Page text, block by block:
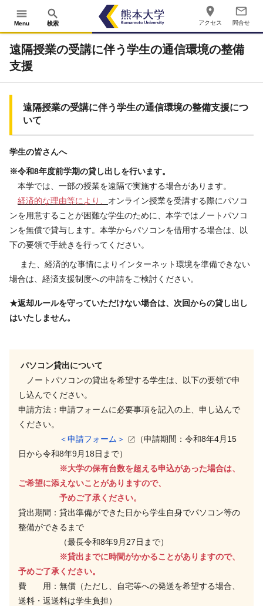
menu
Menu
search
検索
place
アクセス
mail_outline
問合せ
遠隔授業の受講に伴う学生の通信環境の整備
支援
遠隔授業の受講に伴う学生の通信環境の整備支援につ
いて
学生の皆さんへ
※令和8年度前学期の貸し出しを行います。
本学では、一部の授業を遠隔で実施する場合があります。
経済的な理由等により、 オンライン授業を受講する際にパソコ
ンを用意することが困難な学生のために、本学ではノートパソコ
ンを無償で貸与します。本学からパソコンを借用する場合は、以
下の要領で手続きを行ってください。
また、経済的な事情によりインターネット環境を準備できない
場合は、経済支援制度への申請をご検討ください。
★返却ルールを守っていただけない場合は、次回からの貸し出し
はいたしません。
パソコン貸出について
ノートパソコンの貸出を希望する学生は、以下の要領で申
し込んでください。
申請方法：申請フォームに必要事項を記入の上、申し込んで
ください。
＜申請フォーム＞
（申請期間：令和8年4月15
日から令和8年9月18日まで）
※大学の保有台数を超える申込があった場合は、
ご希望に添えないことがありますので、
予めご了承ください。
貸出期間：貸出準備ができた日から学生自身でパソコン等の
整備ができるまで
（最長令和8年9月27日まで）
※貸出までに時間がかかることがありますので、
予めご了承ください。
費 用：無償（ただし、自宅等への発送を希望する場合、
送料・返送料は学生負担）